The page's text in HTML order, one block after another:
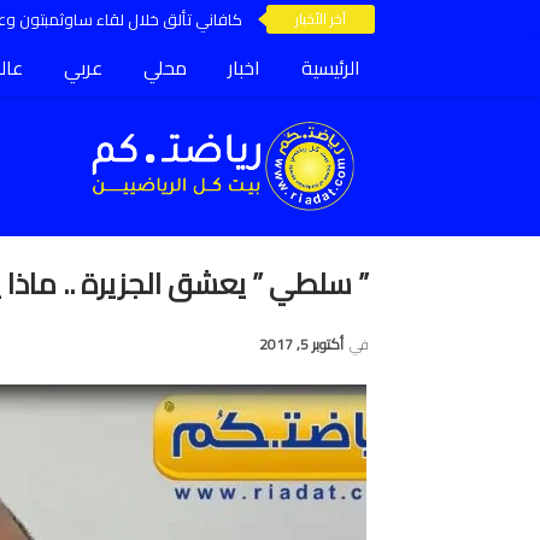
آخر الأخبار كافاني تألق خلال لقاء ساوثمبتون
الرئيسية اخبار محلي عربي
” سلطي ” يعشق الجزيرة ..
في أكتوبر 5, 2017